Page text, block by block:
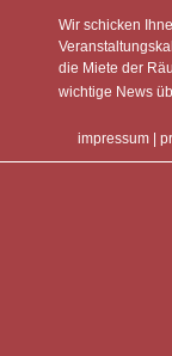
Wir schicken
die Miete der
wichtige News
impressum